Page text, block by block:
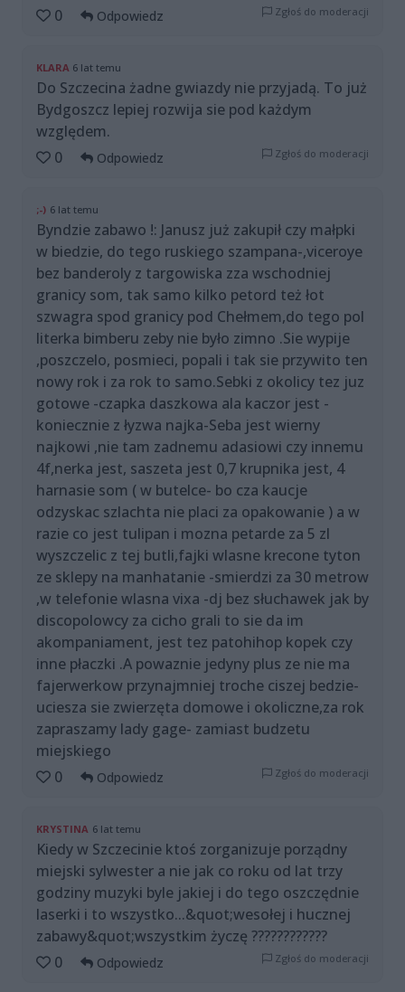
0
Odpowiedz Zgłoś do moderacji
KLARA 6 lat temu
Do Szczecina żadne gwiazdy nie przyjadą. To już
Bydgoszcz lepiej rozwija sie pod każdym
względem.
0
Odpowiedz Zgłoś do moderacji
;-) 6 lat temu
Byndzie zabawo !: Janusz już zakupił czy małpki
w biedzie, do tego ruskiego szampana-,viceroye
bez banderoly z targowiska zza wschodniej
granicy som, tak samo kilko petord też łot
szwagra spod granicy pod Chełmem,do tego pol
literka bimberu zeby nie było zimno .Sie wypije
,poszczelo, posmieci, popali i tak sie przywito ten
nowy rok i za rok to samo.Sebki z okolicy tez juz
gotowe -czapka daszkowa ala kaczor jest -
koniecznie z łyzwa najka-Seba jest wierny
najkowi ,nie tam zadnemu adasiowi czy innemu
4f,nerka jest, saszeta jest 0,7 krupnika jest, 4
harnasie som ( w butelce- bo cza kaucje
odzyskac szlachta nie placi za opakowanie ) a w
razie co jest tulipan i mozna petarde za 5 zl
wyszczelic z tej butli,fajki wlasne krecone tyton
ze sklepy na manhatanie -smierdzi za 30 metrow
,w telefonie wlasna vixa -dj bez słuchawek jak by
discopolowcy za cicho grali to sie da im
akompaniament, jest tez patohihop kopek czy
inne płaczki .A powaznie jedyny plus ze nie ma
fajerwerkow przynajmniej troche ciszej bedzie-
uciesza sie zwierzęta domowe i okoliczne,za rok
zapraszamy lady gage- zamiast budzetu
miejskiego
0
Odpowiedz Zgłoś do moderacji
KRYSTINA 6 lat temu
Kiedy w Szczecinie ktoś zorganizuje porządny
miejski sylwester a nie jak co roku od lat trzy
godziny muzyki byle jakiej i do tego oszczędnie
laserki i to wszystko...&quot;wesołej i hucznej
zabawy&quot;wszystkim życzę ????????????
0
Odpowiedz Zgłoś do moderacji